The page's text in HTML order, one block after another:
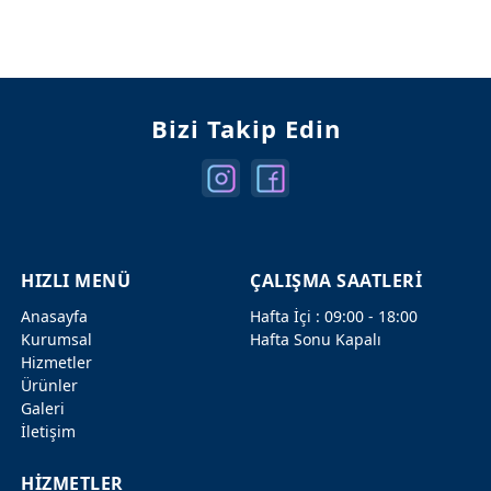
Bizi Takip Edin
HIZLI MENÜ
Anasayfa
Kurumsal
Hizmetler
Ürünler
Galeri
İletişim
ÇALIŞMA SAATLERİ
Hafta İçi : 09:00 - 18:00
Hafta Sonu Kapalı
HİZMETLER